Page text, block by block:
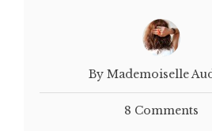
By Mademoiselle
8 Comments